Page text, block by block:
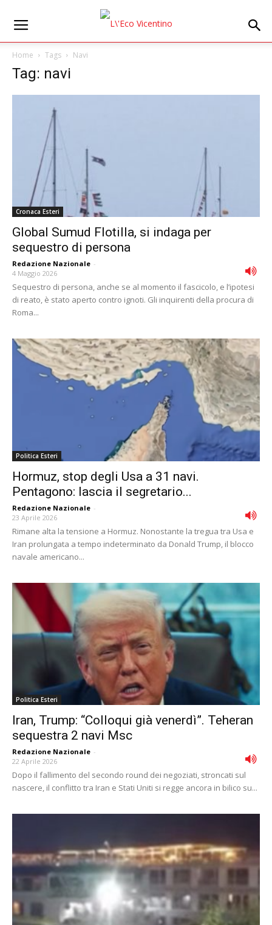
Home Tags Navi
Tag: navi
Cronaca Esteri
Global Sumud Flotilla, si indaga per
sequestro di persona
Redazione Nazionale -
4 Maggio 2026
Sequestro di persona, anche se al momento il fascicolo, e l’ipotesi
di reato, è stato aperto contro ignoti. Gli inquirenti della procura di
Roma...
Politica Esteri
Hormuz, stop degli Usa a 31 navi.
Pentagono: lascia il segretario...
Redazione Nazionale -
23 Aprile 2026
Rimane alta la tensione a Hormuz. Nonostante la tregua tra Usa e
Iran prolungata a tempo indeterminato da Donald Trump, il blocco
navale americano...
Politica Esteri
Iran, Trump: “Colloqui già venerdì”. Teheran
sequestra 2 navi Msc
Redazione Nazionale -
22 Aprile 2026
Dopo il fallimento del secondo round dei negoziati, stroncati sul
nascere, il conflitto tra Iran e Stati Uniti si regge ancora in bilico su...